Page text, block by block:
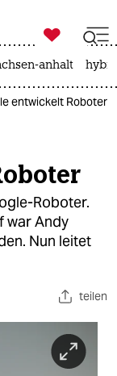

taz zahl ich
anhalt
entwickelt Roboter
Roboter.
war Andy
Nun leitet
teilen